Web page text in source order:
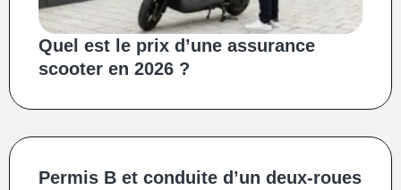
Quel est le prix d’une assurance
scooter en 2026 ?
Permis B et conduite d’un deux‑roues